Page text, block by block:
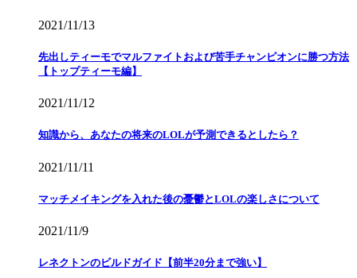
2021/11/13
先出しティーモでマルファイトおよび苦手チャンピオンに勝つ方法
【トップティーモ編】
2021/11/12
知識から、あなたの将来のLOLが予測できるとしたら？
2021/11/11
マッチメイキングを入れた後の憂鬱とLOLの楽しさについて
2021/11/9
レネクトンのビルドガイド【前半20分まで強い】